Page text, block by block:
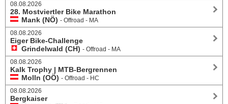
08.08.2026
28. Mostviertler Bike Marathon
Mank (NÖ) - Offroad - MA
08.08.2026
Eiger Bike-Challenge
Grindelwald (CH) - Offroad - MA
08.08.2026
Kalk Trophy | MTB-Bergrennen
Molln (OÖ) - Offroad - HC
08.08.2026
Bergkaiser